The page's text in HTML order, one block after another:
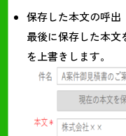
保存した本文の呼出
最後に保存した本
を上書きします。